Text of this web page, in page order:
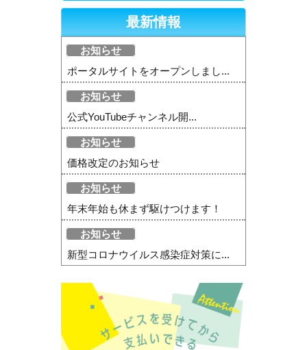
最新情報
お知らせ
ポータルサイトをオープンしまし...
お知らせ
公式YouTubeチャンネル開...
お知らせ
価格改定のお知らせ
お知らせ
年末年始も休まず駆けつけます！
お知らせ
新型コロナウイルス感染症対策に...